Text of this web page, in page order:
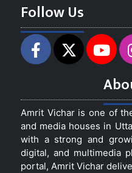
Follow Us
Amrit Vichar is one of
and media houses in
with a strong and
digital, and multimedia
portal, Amrit Vichar